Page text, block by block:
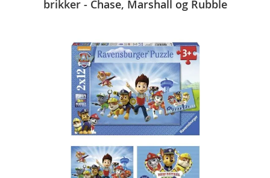
brikker - Chase, Marshall og Rubble